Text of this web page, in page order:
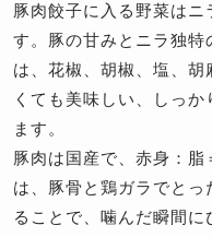
豚肉餃子に入る野菜は
す。豚の甘みとニラ独特
は、花椒、胡椒、塩、
くても美味しい、しっ
ます。
豚肉は国産で、赤身：
は、豚骨と鶏ガラでと
ることで、噛んだ瞬間に